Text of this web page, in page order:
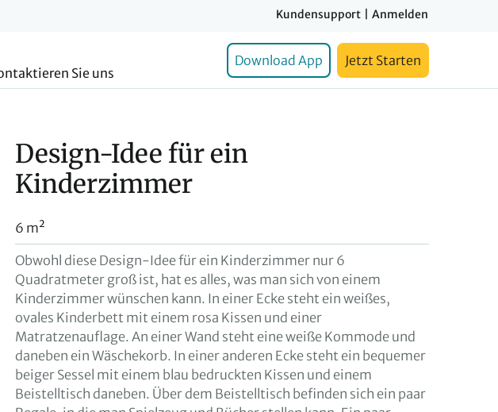
Kundensupport Anmelden
Sie uns
Download App Jetzt Starten
Design-Idee für ein
Kinderzimmer
6 m²
Obwohl diese Design-Idee für ein Kinderzimmer nur 6
Quadratmeter groß ist, hat es alles, was man sich von einem
Kinderzimmer wünschen kann. In einer Ecke steht ein weißes,
ovales Kinderbett mit einem rosa Kissen und einer
Matratzenauflage. An einer Wand steht eine weiße Kommode und
daneben ein Wäschekorb. In einer anderen Ecke steht ein bequemer
beiger Sessel mit einem blau bedruckten Kissen und einem
Beistelltisch daneben. Über dem Beistelltisch befinden sich ein paar